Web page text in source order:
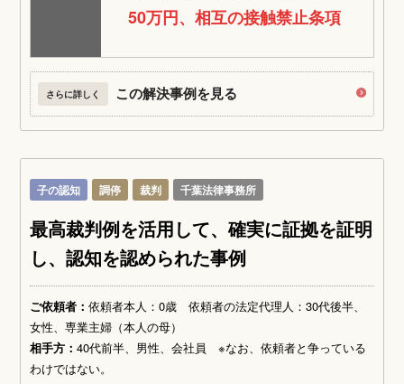
50万円、相互の接触禁止条項
さらに詳しく この解決事例を見る
子の認知 調停 裁判 千葉法律事務所
最高裁判例を活用して、確実に証拠を証明
し、認知を認められた事例
ご依頼者：依頼者本人：0歳 依頼者の法定代理人：30代後半、
女性、専業主婦（本人の母）
相手方：40代前半、男性、会社員 ※なお、依頼者と争っている
わけではない。